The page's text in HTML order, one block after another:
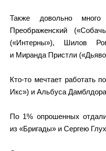
Также довольно
Преображенский
(«Интерны»), Шилов
и Миранда Пристли
Кто-то мечтает работать
Икс») и Альбуса
По 1% опрошенных
из «Бригады» и Сергею